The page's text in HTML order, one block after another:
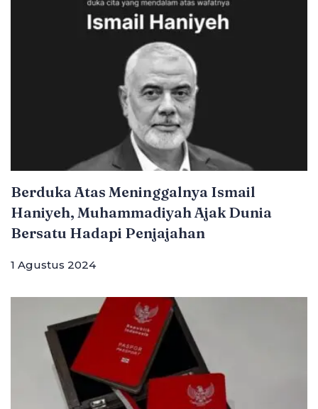
Berduka Atas Meninggalnya Ismail
Haniyeh, Muhammadiyah Ajak Dunia
Bersatu Hadapi Penjajahan
1 Agustus 2024